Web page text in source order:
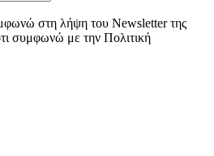
στη λήψη του Newsletter της
συμφωνώ με την Πολιτική